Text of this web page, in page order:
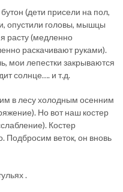
(дети присели на пол,
опустили головы, мышцы
расту (медленно
раскачивают руками).
мои лепестки закрываются
солнце…. и т.д.
в лесу холодным осенним
Но вот наш костер
Костер
Подбросим веток, он вновь
.